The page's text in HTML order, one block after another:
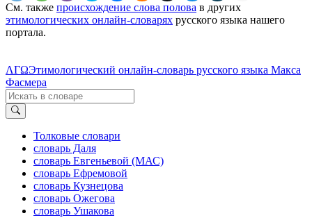
См. также происхождение слова полова в других
этимологических онлайн-словарях русского языка нашего
портала.
ΛΓΩЭтимологический онлайн-словарь русского языка Макса
Фасмера
Толковые словари
словарь Даля
словарь Евгеньевой (МАС)
словарь Ефремовой
словарь Кузнецова
словарь Ожегова
словарь Ушакова